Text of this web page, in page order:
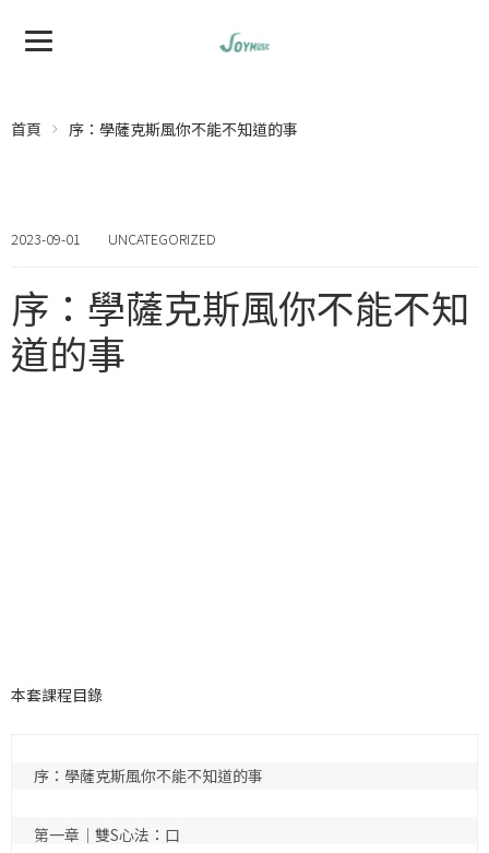
首頁 序：學薩克斯風你不能不知道的事
2023-09-01 UNCATEGORIZED
序：學薩克斯風你不能不知
道的事
本套課程目錄
序：學薩克斯風你不能不知道的事